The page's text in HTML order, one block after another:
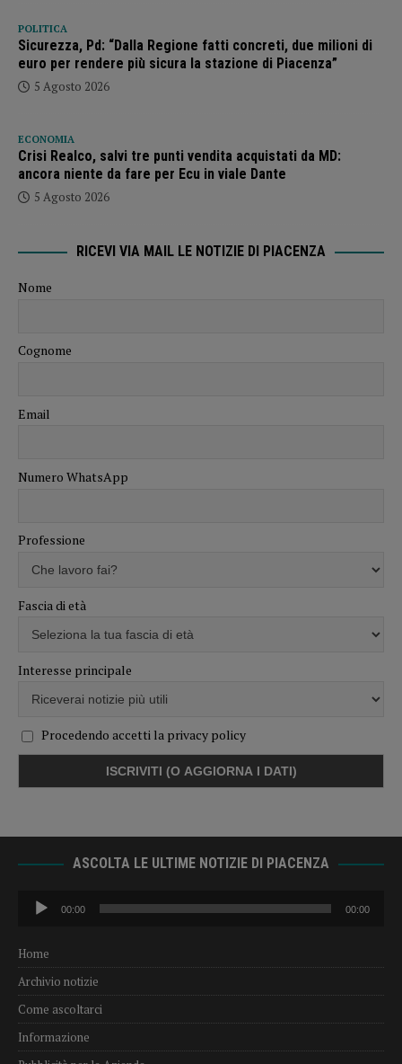
POLITICA
Sicurezza, Pd: “Dalla Regione fatti concreti, due milioni di
euro per rendere più sicura la stazione di Piacenza”
5 Agosto 2026
ECONOMIA
Crisi Realco, salvi tre punti vendita acquistati da MD:
ancora niente da fare per Ecu in viale Dante
5 Agosto 2026
RICEVI VIA MAIL LE NOTIZIE DI PIACENZA
Nome
Cognome
Email
Numero WhatsApp
Professione
Fascia di età
Interesse principale
Procedendo accetti la privacy policy
ASCOLTA LE ULTIME NOTIZIE DI PIACENZA
Audio
Player
00:00 00:00
Home
Archivio notizie
Come ascoltarci
Informazione